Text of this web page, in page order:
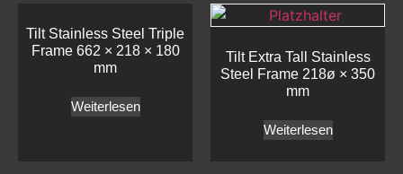
Tilt Stainless Steel Triple
Frame 662 × 218 × 180
mm
Weiterlesen
Tilt Extra Tall Stainless
Steel Frame 218ø × 350
mm
Weiterlesen